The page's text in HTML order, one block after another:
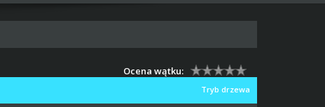
Ocena wątku:
Tryb drzewa